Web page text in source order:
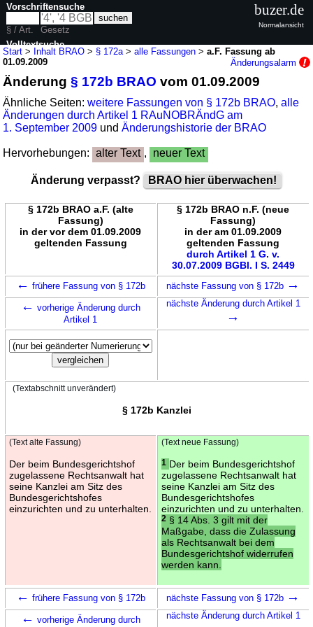
Start > Inhalt BRAO > § 172a >alle Fassungen >a.F. Fassung ab
01.09.2009
Änderungsalarm
Änderung§ 172b BRAO vom 01.09.2009
Ähnliche Seiten:weitere Fassungen von § 172b BRAO,alle
Änderungen durch Artikel 1 RAuNOBRÄndG am
1. September 2009 undÄnderungshistorie der BRAO
Hervorhebungen: alter Text , neuer Text
Änderung verpasst? BRAO hier überwachen!
§ 172b BRAO a.F. (alte
Fassung)
in der vor dem 01.09.2009
geltenden Fassung
§ 172b BRAO n.F. (neue
Fassung)
in der am 01.09.2009
geltenden Fassung
durch Artikel 1 G. v.
30.07.2009 BGBl. I S. 2449
← frühere Fassung von § 172b nächste Fassung von § 172b →
← vorherige Änderung durch
Artikel 1
nächste Änderung durch Artikel 1
→
(Textabschnitt unverändert)
§ 172b Kanzlei
(Text alte Fassung)
Der beim Bundesgerichtshof
zugelassene Rechtsanwalt hat
seine Kanzlei am Sitz des
Bundesgerichtshofes
einzurichten und zu unterhalten.
(Text neue Fassung)
1 Der beim Bundesgerichtshof
zugelassene Rechtsanwalt hat
seine Kanzlei am Sitz des
Bundesgerichtshofes
einzurichten und zu unterhalten.
2§ 14 Abs. 3 gilt mit der
Maßgabe, dass die Zulassung
als Rechtsanwalt bei dem
Bundesgerichtshof widerrufen
werden kann.
← frühere Fassung von § 172b nächste Fassung von § 172b →
← vorherige Änderung durch
nächste Änderung durch Artikel 1
Vorschriftensuche
§ / Art.
Gesetz
Volltextsuche
buzer.de
Normalansicht